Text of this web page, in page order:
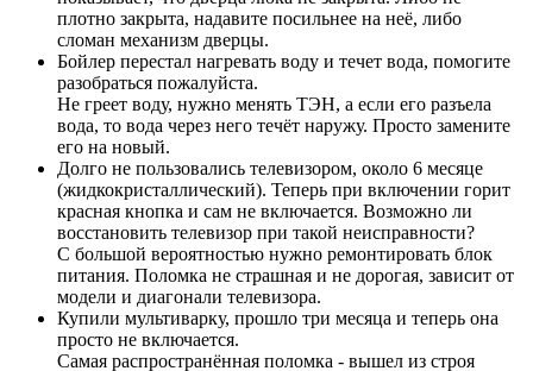
плотно закрыта, надавите посильнее на неё, либо
сломан механизм дверцы.
Бойлер перестал нагревать воду и течет вода, помогите
разобраться пожалуйста.
Не греет воду, нужно менять ТЭН, а если его разъела
вода, то вода через него течёт наружу. Просто замените
его на новый.
Долго не пользовались телевизором, около 6 месяце
(жидкокристаллический). Теперь при включении горит
красная кнопка и сам не включается. Возможно ли
восстановить телевизор при такой неисправности?
С большой вероятностью нужно ремонтировать блок
питания. Поломка не страшная и не дорогая, зависит от
модели и диагонали телевизора.
Купили мультиварку, прошло три месяца и теперь она
просто не включается.
Самая распространённая поломка - вышел из строя